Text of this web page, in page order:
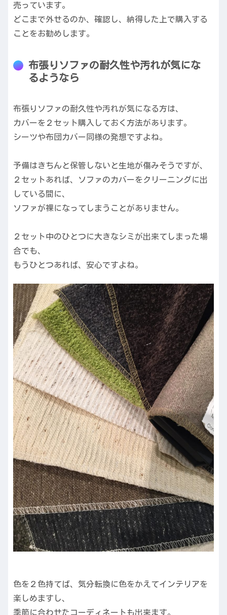
売っています。
どこまで外せるのか、確認し、納得した上で購入する
ことをお勧めします。
布張りソファの耐久性や汚れが気にな
るようなら
布張りソファの耐久性や汚れが気になる方は、
カバーを２セット購入しておく方法があります。
シーツや布団カバー同様の発想ですよね。
予備はきちんと保管しないと生地が傷みそうですが、
２セットあれば、ソファのカバーをクリーニングに出
している間に、
ソファが裸になってしまうことがありません。
２セット中のひとつに大きなシミが出来てしまった場
合でも、
もうひとつあれば、安心ですよね。
色を２色持てば、気分転換に色をかえてインテリアを
楽しめますし、
季節に合わせたコーディネートも出来ます。